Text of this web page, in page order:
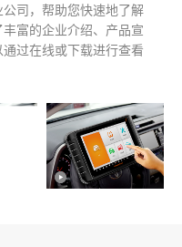
司，帮助您快速地了解
富的企业介绍、产品宣
过在线或下载进行查看